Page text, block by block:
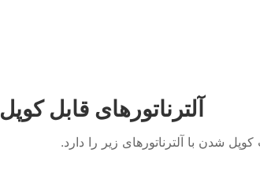
آلترناتورهای قابل کوپل
شدن با آلترناتورهای زیر را دارد.